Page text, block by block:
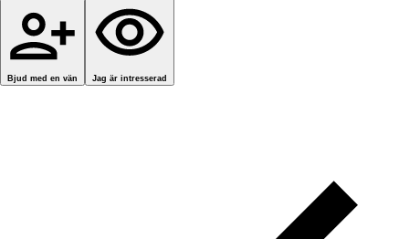
Bjud med en vän Jag är intresserad